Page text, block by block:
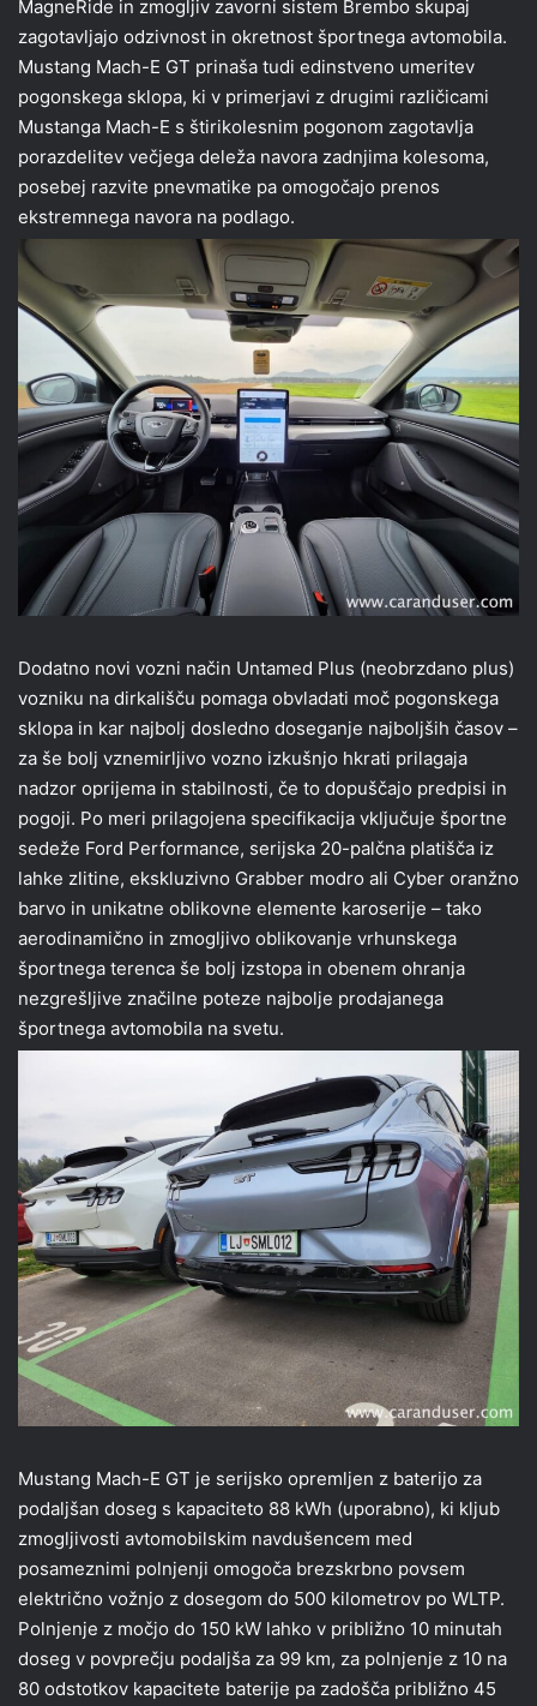
MagneRide in zmogljiv zavorni sistem Brembo skupaj
zagotavljajo odzivnost in okretnost športnega avtomobila.
Mustang Mach-E GT prinaša tudi edinstveno umeritev
pogonskega sklopa, ki v primerjavi z drugimi različicami
Mustanga Mach-E s štirikolesnim pogonom zagotavlja
porazdelitev večjega deleža navora zadnjima kolesoma,
posebej razvite pnevmatike pa omogočajo prenos
ekstremnega navora na podlago.
Dodatno novi vozni način Untamed Plus (neobrzdano plus)
vozniku na dirkališču pomaga obvladati moč pogonskega
sklopa in kar najbolj dosledno doseganje najboljših časov –
za še bolj vznemirljivo vozno izkušnjo hkrati prilagaja
nadzor oprijema in stabilnosti, če to dopuščajo predpisi in
pogoji. Po meri prilagojena specifikacija vključuje športne
sedeže Ford Performance, serijska 20-palčna platišča iz
lahke zlitine, ekskluzivno Grabber modro ali Cyber oranžno
barvo in unikatne oblikovne elemente karoserije – tako
aerodinamično in zmogljivo oblikovanje vrhunskega
športnega terenca še bolj izstopa in obenem ohranja
nezgrešljive značilne poteze najbolje prodajanega
športnega avtomobila na svetu.
Mustang Mach-E GT je serijsko opremljen z baterijo za
podaljšan doseg s kapaciteto 88 kWh (uporabno), ki kljub
zmogljivosti avtomobilskim navdušencem med
posameznimi polnjenji omogoča brezskrbno povsem
električno vožnjo z dosegom do 500 kilometrov po WLTP.
Polnjenje z močjo do 150 kW lahko v približno 10 minutah
doseg v povprečju podaljša za 99 km, za polnjenje z 10 na
80 odstotkov kapacitete baterije pa zadošča približno 45